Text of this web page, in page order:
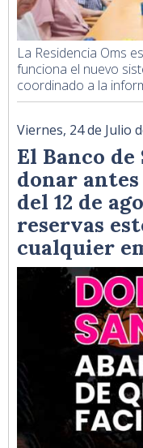
La Residencia Oms
funciona el nuevo
coordinado a la
Viernes, 24 de Julio
El Banco
donar
del 12 de
reservas
cualquier